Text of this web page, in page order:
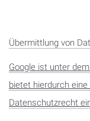
Übermittlung von
Google ist unter
bietet hierdurch
Datenschutzrecht